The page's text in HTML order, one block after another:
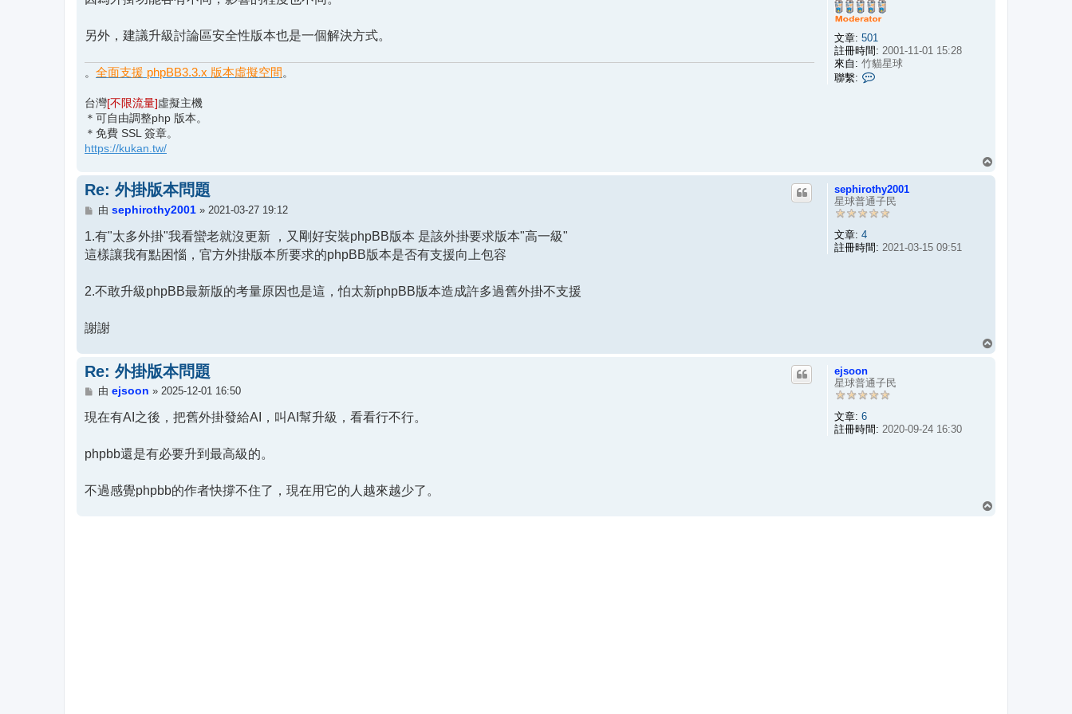
文章: 501
註冊時間: 2001-11-01 15:28
來自: 竹貓星球
聯繫:
另外，建議升級討論區安全性版本也是一個解決方式。
。 全面支援 phpBB3.3.x 版本虛擬空間。
台灣[不限流量]虛擬主機
＊可自由調整php 版本。
＊免費 SSL 簽章。
https://kukan.tw/
sephirothy2001
星球普通子民
文章: 4
註冊時間: 2021-03-15 09:51
Re: 外掛版本問題
文
由 sephirothy2001» 2021-03-27 19:12
1.有"太多外掛"我看蠻老就沒更新 ，又剛好安裝phpBB版本 是該外掛要求版本"高一級"
這樣讓我有點困惱，官方外掛版本所要求的phpBB版本是否有支援向上包容
2.不敢升級phpBB最新版的考量原因也是這，怕太新phpBB版本造成許多過舊外掛不支援
謝謝
ejsoon
星球普通子民
文章: 6
註冊時間: 2020-09-24 16:30
Re: 外掛版本問題
文
由 ejsoon » 2025-12-01 16:50
現在有AI之後，把舊外掛發給AI，叫AI幫升級，看看行不行。
phpbb還是有必要升到最高級的。
不過感覺phpbb的作者快撐不住了，現在用它的人越來越少了。